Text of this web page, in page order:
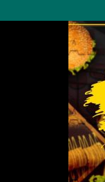
to